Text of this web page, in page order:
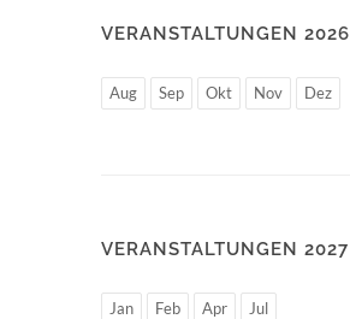
VERANSTALTUNGEN 2026
Aug Sep Okt Nov Dez
VERANSTALTUNGEN 2027
Jan Feb Apr Jul